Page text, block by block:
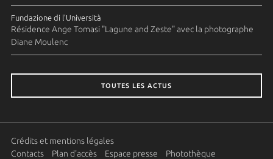
Fundazione di l'Università
Résidence Ange Tomasi "Lagune and Zeste" avec la photographe
Diane Moulenc
TOUTES LES ACTUS
Crédits et mentions légales
Contacts
Plan d'accès Espace presse
Photothèque